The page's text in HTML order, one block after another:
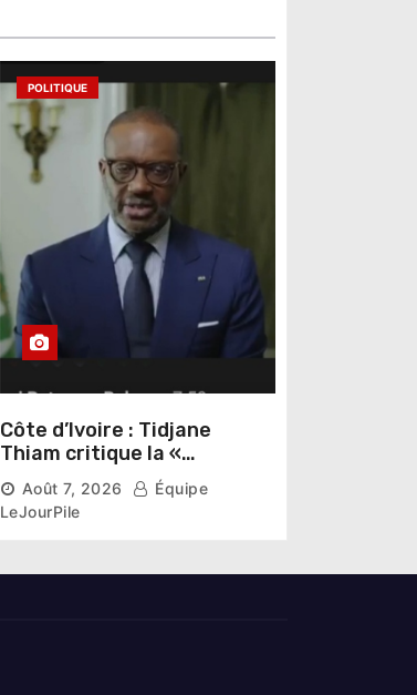
POLITIQUE
Côte d’Ivoire : Tidjane
Thiam critique la «
judiciarisation » de la
politique et appelle à
poursuivre l’apaisement
Août 7, 2026
Équipe
LeJourPile